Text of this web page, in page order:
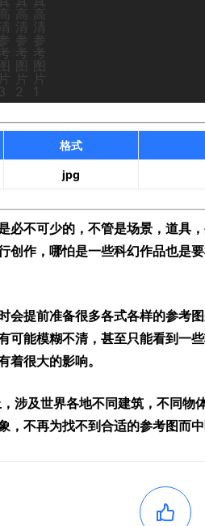
格式
jpg
必不可少的，不管是场景，道具
创作，哪怕是一些科幻作品也是
会提前准备很多各式各样的参考
可能模糊不清，甚至只能看到一
着很大的影响。
涉及世界各地不同建筑，不同物
，不再为找不到合适的参考图而中